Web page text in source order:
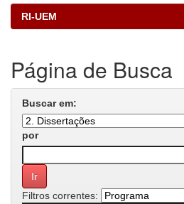
RI-UEM
Página de Busca
Buscar em:
por
Filtros correntes: